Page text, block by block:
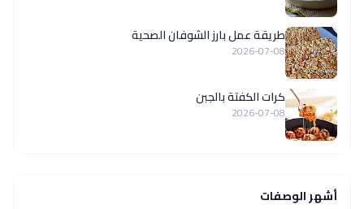
طريقة عمل بارز الشوفان الصحية
2026-07-08
كرات الكفتة بالجبن
2026-07-08
أشهر الوصفات